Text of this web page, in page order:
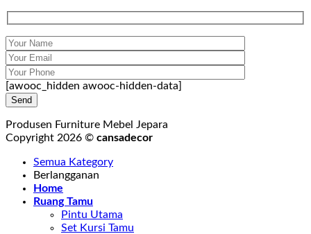
[awooc_hidden awooc-hidden-data]
Produsen Furniture Mebel Jepara
Copyright 2026 © cansadecor
Semua Kategory
Berlangganan
Home
Ruang Tamu
Pintu Utama
Set Kursi Tamu